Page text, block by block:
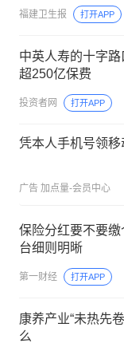
福建卫生报 打开APP
中英人寿的十字
超250亿保费
投资者网 打开APP
凭本人手机号领移
广告 加点量-会员中心
保险分红要不要
台细则明晰
第一财经 打开APP
康养产业“未热先
么